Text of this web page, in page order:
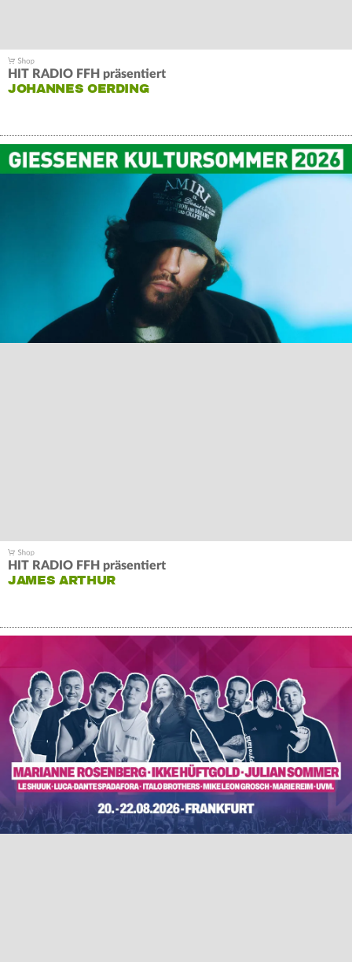
HIT RADIO FFH präsentiert
JOHANNES OERDING
HIT RADIO FFH präsentiert
JAMES ARTHUR